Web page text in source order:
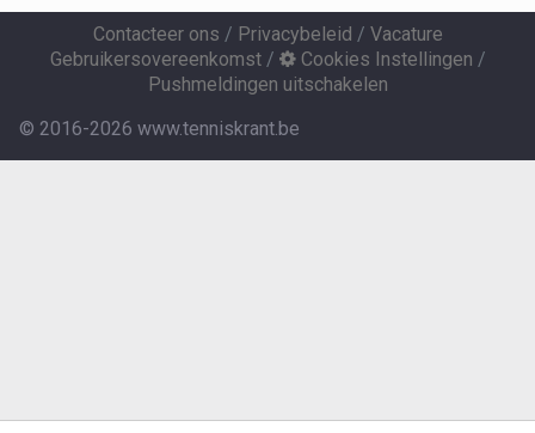
Contacteer ons / Privacybeleid / Vacature
Gebruikersovereenkomst/ Cookies Instellingen /
Pushmeldingen uitschakelen
© 2016-2026 www.tenniskrant.be